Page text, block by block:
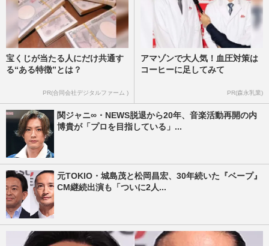
宝くじが当たる人にだけ共通す
る“ある特徴”とは？
PR(合同会社デジタルファーム )
アマゾンで大人気！血圧対策は
コーヒーに足してみて
PR(森永乳業)
関ジャニ∞・NEWS脱退から20年、音楽活動再開の内
博貴が「プロを目指している」...
元TOKIO・城島茂と松岡昌宏、30年続いた『ベープ』
CM継続出演も「ついに2人...